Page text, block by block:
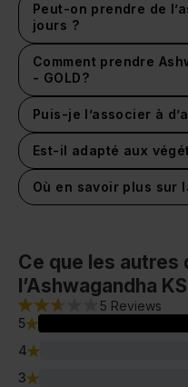
Peut-on prendre de
jours ?
Comment prendre
- GOLD?
Puis-je l’associer à
Est-il adapté aux
Où en savoir plus sur
Ce que les autres
l’Ashwagandha
5 Reviews
5
4
3